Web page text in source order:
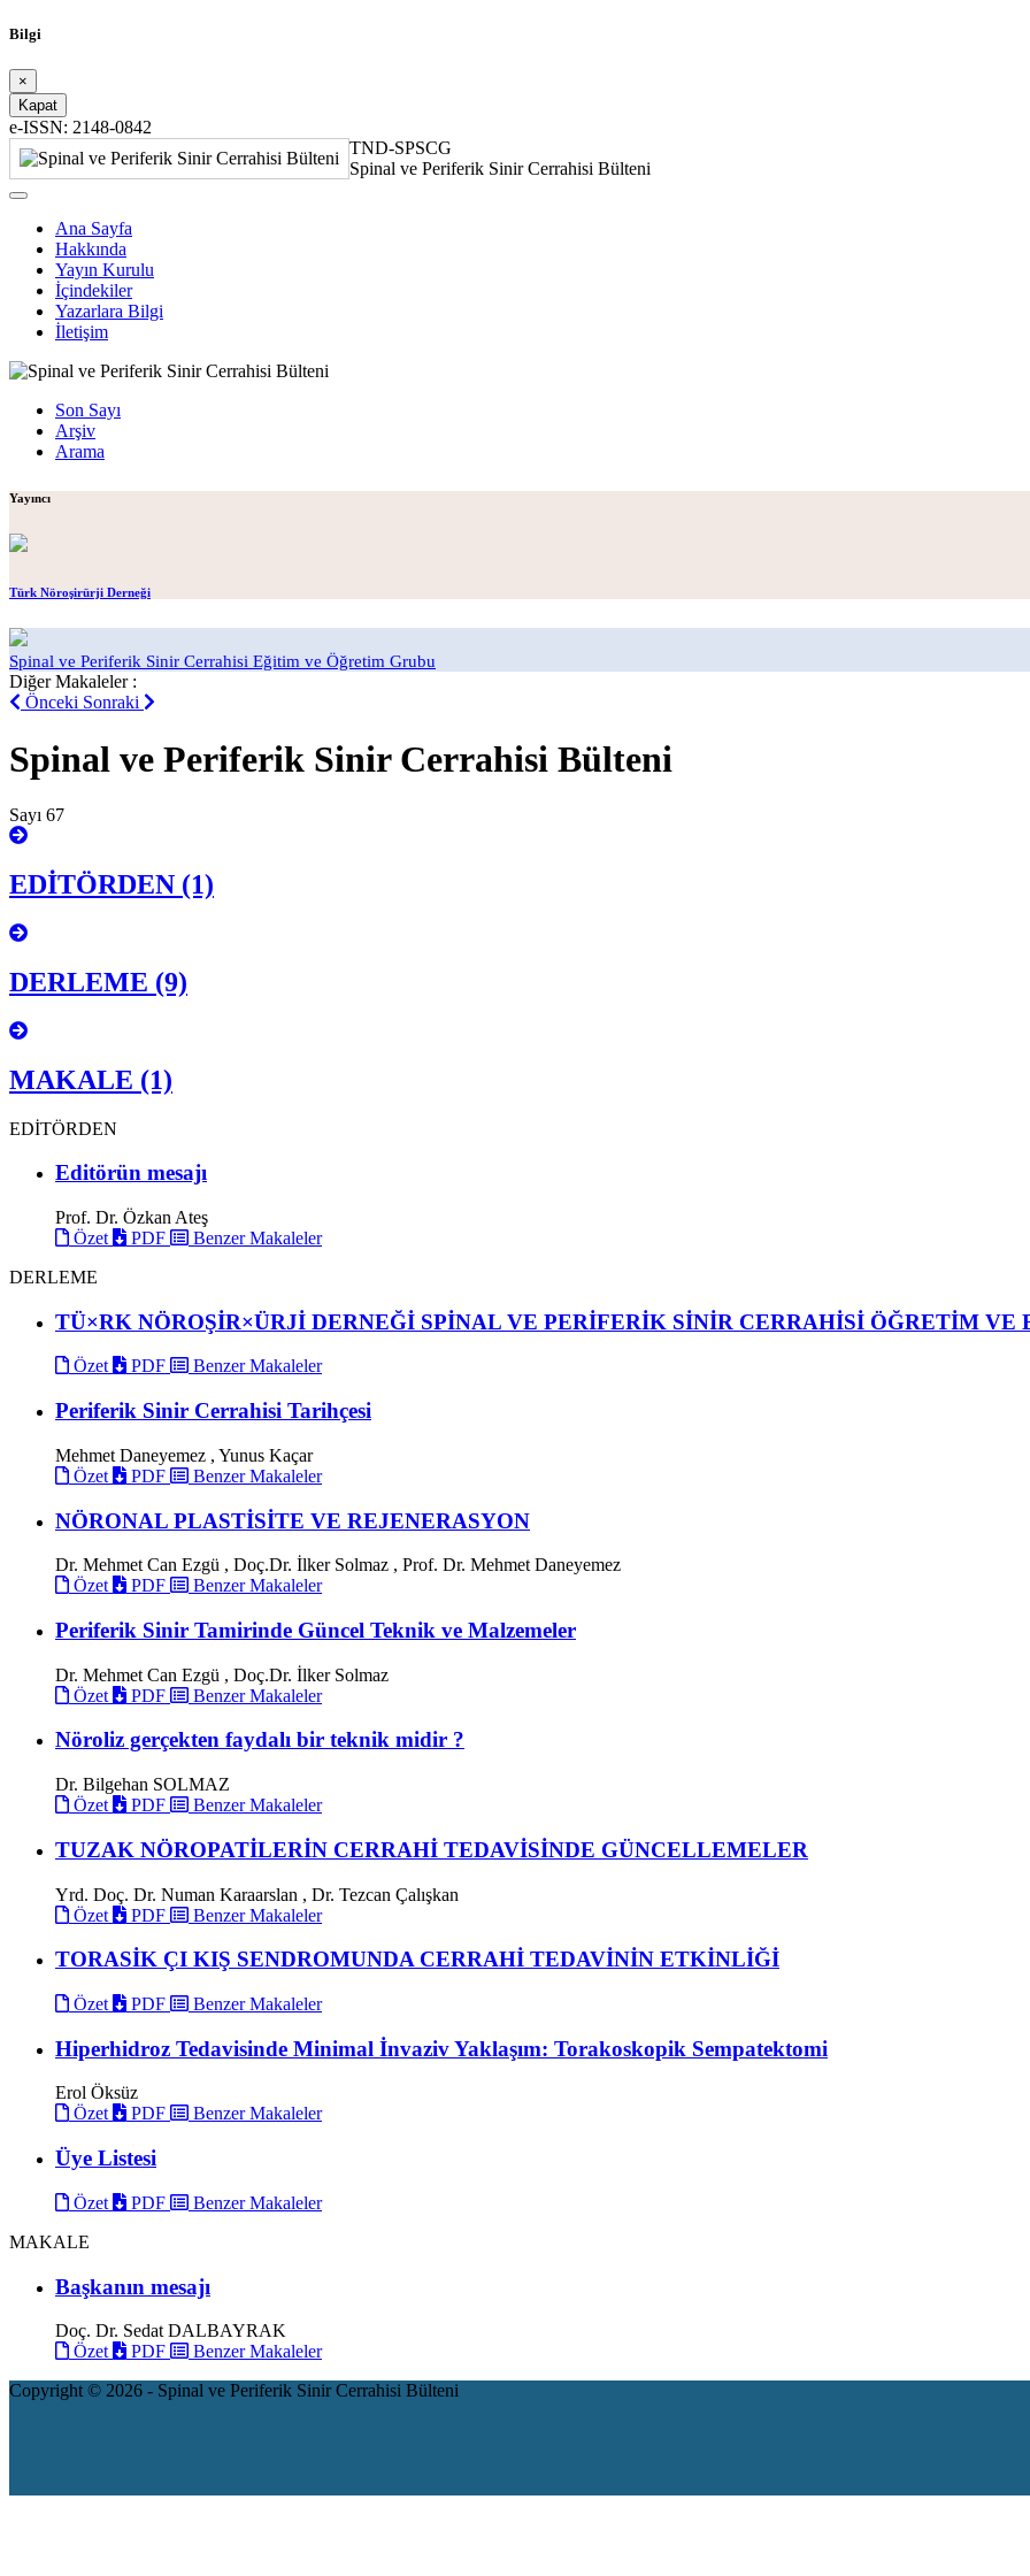
Bilgi
×
Kapat
e-ISSN: 2148-0842
TND-SPSCG
Spinal ve Periferik Sinir Cerrahisi Bülteni
Ana Sayfa
Hakkında
Yayın Kurulu
İçindekiler
Yazarlara Bilgi
İletişim
Son Sayı
Arşiv
Arama
Yayıncı
Türk Nöroşirürji Derneği
Spinal ve Periferik Sinir Cerrahisi Eğitim ve Öğretim Grubu
Diğer Makaleler :
Önceki Sonraki
Spinal ve Periferik Sinir Cerrahisi Bülteni
Sayı 67
EDİTÖRDEN (1)
DERLEME (9)
MAKALE (1)
EDİTÖRDEN
Editörün mesajı
Prof. Dr. Özkan Ateş
Özet
PDF
Benzer Makaleler
DERLEME
TÜ×RK NÖROŞİR×ÜRJİ DERNEĞİ SPİNAL VE PERİFERİK SİNİR CERRAHİSİ ÖĞRETİM VE
Özet PDF Benzer Makaleler
Periferik Sinir Cerrahisi Tarihçesi
Mehmet Daneyemez , Yunus Kaçar
Özet
PDF Benzer Makaleler
NÖRONAL PLASTİSİTE VE REJENERASYON
Dr. Mehmet Can Ezgü , Doç.Dr. İlker Solmaz , Prof. Dr. Mehmet Daneyemez
Özet
PDF Benzer Makaleler
Periferik Sinir Tamirinde Güncel Teknik ve Malzemeler
Dr. Mehmet Can Ezgü , Doç.Dr. İlker Solmaz
Özet
PDF Benzer Makaleler
Nöroliz gerçekten faydalı bir teknik midir ?
Dr. Bilgehan SOLMAZ
Özet
PDF Benzer Makaleler
TUZAK NÖROPATİLERİN CERRAHİ TEDAVİSİNDE GÜNCELLEMELER
Yrd. Doç. Dr. Numan Karaarslan , Dr. Tezcan Çalışkan
Özet
PDF Benzer Makaleler
TORASİK ÇI KIŞ SENDROMUNDA CERRAHİ TEDAVİNİN ETKİNLİĞİ
Özet PDF Benzer Makaleler
Hiperhidroz Tedavisinde Minimal İnvaziv Yaklaşım: Torakoskopik Sempatektomi
Erol Öksüz
Özet
PDF Benzer Makaleler
Üye Listesi
Özet PDF
Benzer Makaleler
MAKALE
Başkanın mesajı
Doç. Dr. Sedat DALBAYRAK
Özet
PDF
Benzer Makaleler
Copyright © 2026 - Spinal ve Periferik Sinir Cerrahisi Bülteni